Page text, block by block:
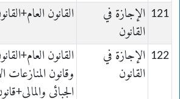
121 الإجازة في
القانون
القانون
122 الإجازة في
القانون
القانون
وقانون المنازعات
الجبائي